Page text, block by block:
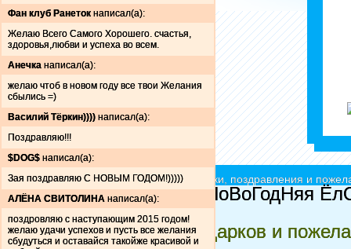
Фан клуб Ранеток написал(а):
Желаю Всего Самого Хорошего. счастья,
здоровья,любви и успеха во всем.
Анечка написал(а):
желаю чтоб в новом году все твои Желания
сбылись =)
Василий Тёркин)))) написал(а):
Поздравляю!!!
$DOG$ написал(а):
Зая поздравляю С НОВЫМ ГОДОМ!)))))
АЛЁНА СВИТОЛИНА написал(а):
поздровляю с наступающим 2015 годом!
желаю удачи успехов и пусть все желания
сбудуться и оставайся такойже красивой и
Ёлочки красавицы - принимают подарки, поздравления и
Z|3ёZдо4|{@Ет моя НоВоГодНяя
новогодняя ёлка
Сказочная елочка подарков и